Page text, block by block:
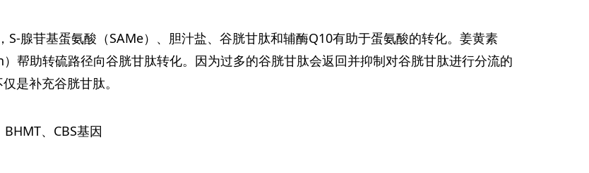
S-腺苷基蛋氨酸（SAMe）、胆汁盐、谷胱甘肽和辅酶Q10有助于蛋氨酸的转化。姜黄素
帮助转硫路径向谷胱甘肽转化。因为过多的谷胱甘肽会返回并抑制对谷胱甘肽进行分流的
是补充谷胱甘肽。
、CBS基因